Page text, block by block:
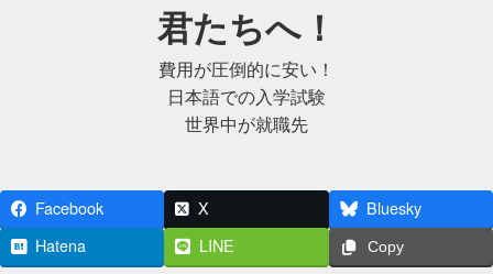
君たちへ！
費用が圧倒的に安い！
日本語での入学試験
世界中が就職先
Facebook X
Bluesky
Hatena
LINE Copy